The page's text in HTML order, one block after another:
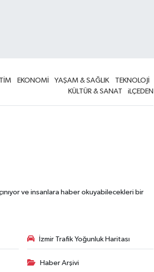
EKONOMİ YAŞAM & SAĞLIK
TEKNOLOJİ
KÜLTÜR & SANAT
iLÇEDEN
ve insanlara haber okuyabilecekleri bir
İzmir Trafik Yoğunluk Haritası
Haber Arşivi